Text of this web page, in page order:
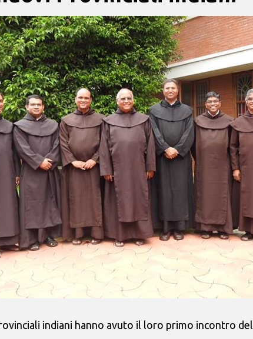
indiani hanno avuto il loro primo incontro